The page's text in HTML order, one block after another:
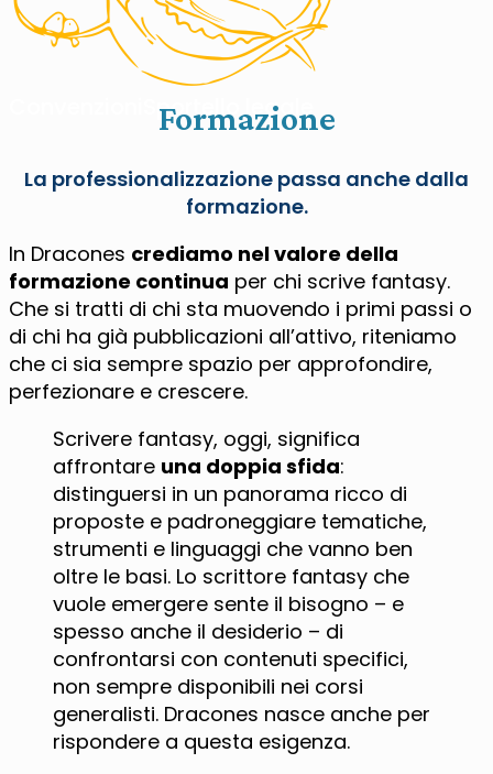
Sportello legale
Formazione
La professionalizzazione passa anche dalla
formazione.
In Dracones crediamo nel valore della
formazione continua per chi scrive fantasy.
Che si tratti di chi sta muovendo i primi passi o
di chi ha già pubblicazioni all’attivo, riteniamo
che ci sia sempre spazio per approfondire,
perfezionare e crescere.
Scrivere fantasy, oggi, significa
affrontare una doppia sfida:
distinguersi in un panorama ricco di
proposte e padroneggiare tematiche,
strumenti e linguaggi che vanno ben
oltre le basi. Lo scrittore fantasy che
vuole emergere sente il bisogno – e
spesso anche il desiderio – di
confrontarsi con contenuti specifici,
non sempre disponibili nei corsi
generalisti. Dracones nasce anche per
rispondere a questa esigenza.